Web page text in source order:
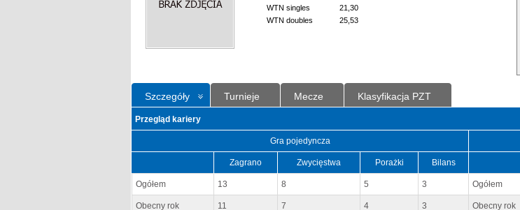
WTN singles
21,30
WTN doubles
25,53
Szczegóły Turnieje Mecze Klasyfikacja PZT
Przegląd kariery
Gra pojedyncza
Zagrano Zwycięstwa Porażki Bilans
Ogółem 13 8 5 3 Ogółem
Obecny rok 11 7 4 3 Obecny rok